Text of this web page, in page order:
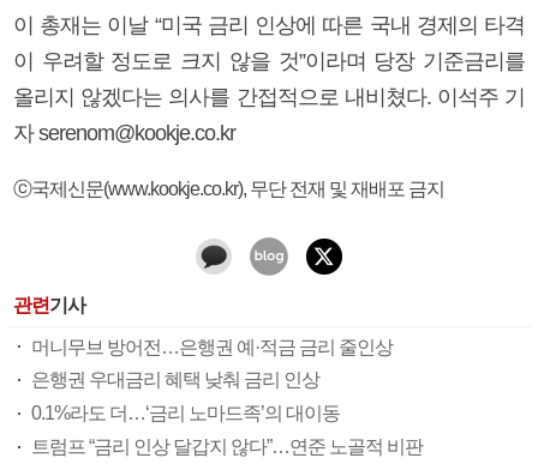
이 총재는 이날 “미국 금리 인상에 따른 국내 경제의 타격
이 우려할 정도로 크지 않을 것”이라며 당장 기준금리를
올리지 않겠다는 의사를 간접적으로 내비쳤다. 이석주 기
자 serenom@kookje.co.kr
ⓒ국제신문(www.kookje.co.kr), 무단 전재 및 재배포 금지
관련기사
머니무브 방어전…은행권 예·적금 금리 줄인상
은행권 우대금리 혜택 낮춰 금리 인상
0.1%라도 더…‘금리 노마드족’의 대이동
트럼프 “금리 인상 달갑지 않다”…연준 노골적 비판